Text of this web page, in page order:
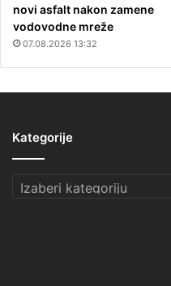
novi asfalt nakon zamene
vodovodne mreže
07.08.2026 13:32
Kategorije
Kategorije